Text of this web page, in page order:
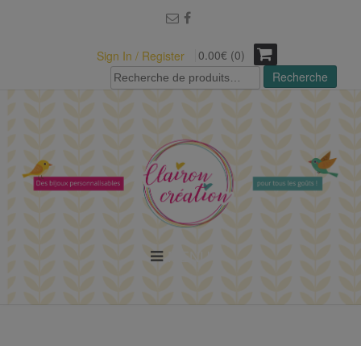
Sign In / Register
0.00€ (0)
Recherche
pour :
Recherche